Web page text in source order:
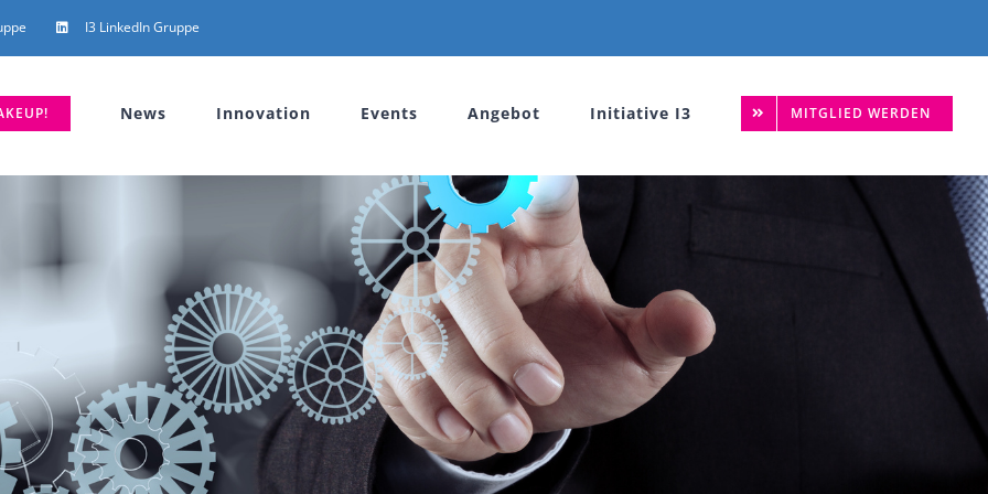
I3 LinkedIn Gruppe
News Innovation Events Angebot Initiative I3 MITGLIED WERDEN